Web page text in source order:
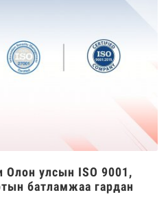
Олон улсын ISO 9001,
батламжаа гардан